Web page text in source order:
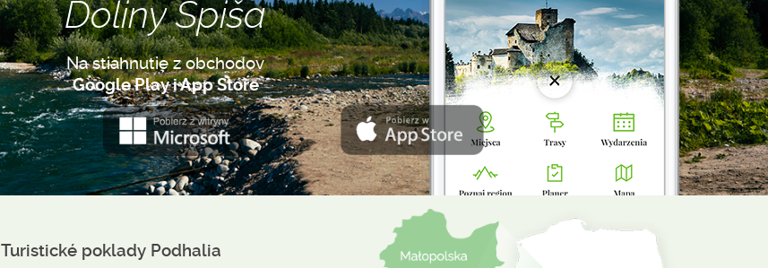
Doliny Spiša
Na stiahnutie z obchodov
Google Play i App Store
Turistické poklady Podhalia